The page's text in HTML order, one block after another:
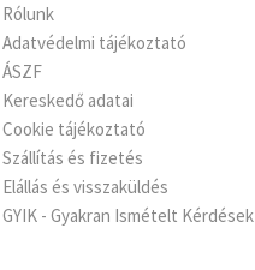
Rólunk
Adatvédelmi tájékoztató
ÁSZF
Kereskedő adatai
Cookie tájékoztató
Szállítás és fizetés
Elállás és visszaküldés
GYIK - Gyakran Ismételt Kérdések